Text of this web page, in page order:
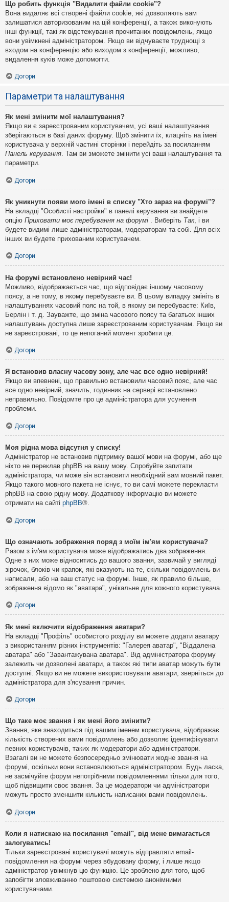
Що робить функція "Видалити файли cookie"?
Вона видаляє всі створені файли cookie, які дозволяють вам
залишатися авторизованим на цій конференції, а також виконують
інші функції, такі як відстежування прочитаних повідомлень, якщо
вони увімкнені адміністратором. Якщо ви відчуваєте труднощі з
входом на конференцію або виходом з конференції, можливо,
видалення куків може допомогти.
Догори
Параметри та налаштування
Як мені змінити мої налаштування?
Якщо ви є зареєстрованим користувачем, усі ваші налаштування
зберігаються в базі даних форуму. Щоб змінити їх, клацніть на імені
користувача у верхній частині сторінки і перейдіть за посиланням
Панель керування . Там ви зможете змінити усі ваші налаштування та
параметри.
Догори
Як уникнути появи мого імені в списку "Хто зараз на форумі"?
На вкладці "Особисті настройки" в панелі керування ви знайдете
опцію Приховати моє перебування на форумі . Виберіть Так, і ви
будете видимі лише адміністраторам, модераторам та собі. Для всіх
інших ви будете прихованим користувачем.
Догори
На форумі встановлено невірний час!
Можливо, відображається час, що відповідає іншому часовому
поясу, а не тому, в якому перебуваєте ви. В цьому випадку змініть в
налаштуваннях часовий пояс на той, в якому ви перебуваєте: Київ,
Берлін і т. д. Зауважте, що зміна часового поясу та багатьох інших
налаштувань доступна лише зареєстрованим користувачам. Якщо ви
не зареєстровані, то це непоганий момент зробити це.
Догори
Я встановив власну часову зону, але час все одно невірний!
Якщо ви впевнені, що правильно встановили часовий пояс, але час
все одно невірний, значить, годинник на сервері встановлено
неправильно. Повідомте про це адміністратора для усунення
проблеми.
Догори
Моя рідна мова відсутня у списку!
Адміністратор не встановив підтримку вашої мови на форумі, або ще
ніхто не переклав phpBB на вашу мову. Спробуйте запитати
адміністратора, чи може він встановити необхідний вам мовний пакет.
Якщо такого мовного пакета не існує, то ви самі можете перекласти
phpBB на свою рідну мову. Додаткову інформацію ви можете
отримати на сайті phpBB®.
Догори
Що означають зображення поряд з моїм ім'ям користувача?
Разом з ім'ям користувача може відображатись два зображення.
Одне з них може відноситись до вашого звання, зазвичай у вигляді
зірочок, блоків чи крапок, які вказують на те, скільки повідомлень ви
написали, або на ваш статус на форумі. Інше, як правило більше,
зображення відомо як "аватара", унікальне для кожного користувача.
Догори
Як мені включити відображення аватари?
На вкладці "Профіль" особистого розділу ви можете додати аватару
з використанням різних інструментів: "Галерея аватар", "Віддалена
аватара" або "Завантажувана аватара". Від адміністратора форуму
залежить чи дозволені аватари, а також які типи аватар можуть бути
доступні. Якщо ви не можете використовувати аватари, зверніться до
адміністратора для з'ясування причин.
Догори
Що таке моє звання і як мені його змінити?
Звання, яке знаходиться під вашим іменем користувача, відображає
кількість створених вами повідомлень або дозволяє ідентифікувати
певних користувачів, таких як модератори або адміністратори.
Взагалі ви не можете безпосередньо змінювати жодне звання на
форумі, оскільки вони встановлюються адміністратором. Будь ласка,
не засмічуйте форум непотрібними повідомленнями тільки для того,
щоб підвищити своє звання. За це модератори чи адміністратори
можуть просто зменшити кількість написаних вами повідомлень.
Догори
Коли я натискаю на посилання "email", від мене вимагається
залогуватись!
Тільки зареєстровані користувачі можуть відправляти email-
повідомлення на форумі через вбудовану форму, і лише якщо
адміністратор увімкнув цю функцію. Це зроблено для того, щоб
запобігти зловживанню поштовою системою анонімними
користувачами.